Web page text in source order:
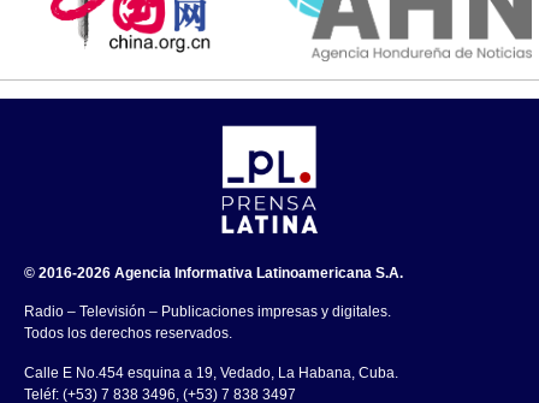
© 2016-2026 Agencia Informativa Latinoamericana S.A.
Radio – Televisión – Publicaciones impresas y digitales.
Todos los derechos reservados.
Calle E No.454 esquina a 19, Vedado, La Habana, Cuba.
Teléf: (+53) 7 838 3496, (+53) 7 838 3497